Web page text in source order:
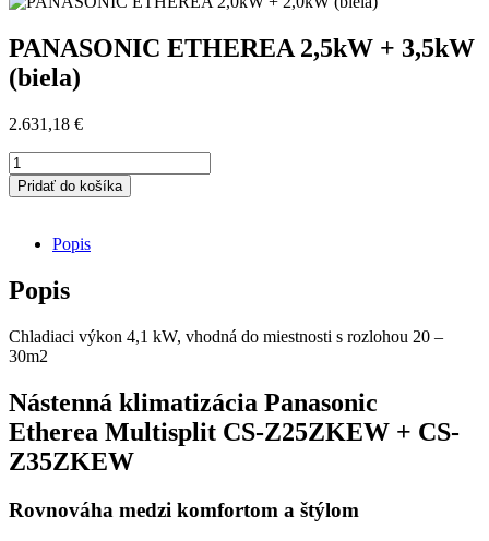
PANASONIC ETHEREA 2,5kW + 3,5kW
(biela)
2.631,18 €
množstvo
PANASONIC
ETHEREA
3,5kW
(biela)
Pridať do košíka
Popis
Popis
Chladiaci výkon 4,1 kW, vhodná do miestnosti s rozlohou 20 –
30m2
Nástenná klimatizácia Panasonic
Etherea Multisplit CS-Z25ZKEW + CS-
Z35ZKEW
Rovnováha medzi komfortom a štýlom